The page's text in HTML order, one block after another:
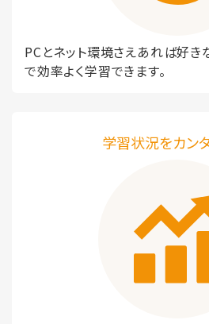
PCとネット環境さえあれば好
で効率よく学習できます。
学習状況をカン